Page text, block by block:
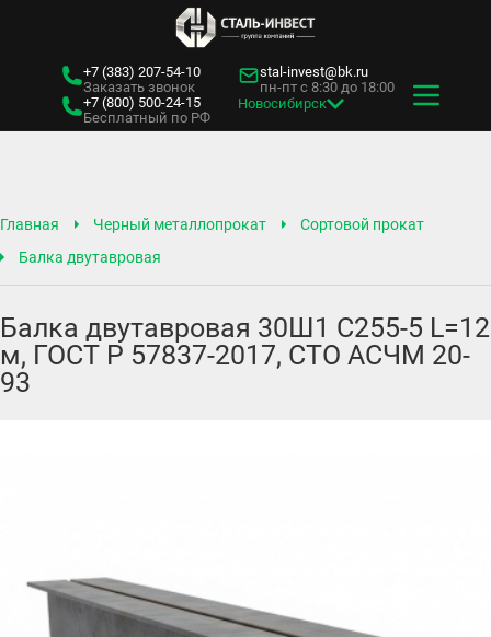
+7 (383) 207-54-10
Заказать звонок
+7 (800) 500-24-15
Бесплатный по РФ
stal-invest@bk.ru
пн-пт с 8:30 до 18:00
Новосибирск
Главная Черный металлопрокат
Сортовой прокат
Балка двутавровая
Балка двутавровая 30Ш1 С255-5 L=12
м, ГОСТ Р 57837-2017, СТО АСЧМ 20-
93